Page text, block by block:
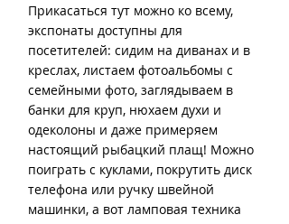
Прикасаться тут можно ко всему,
экспонаты доступны для
посетителей: сидим на диванах и в
креслах, листаем фотоальбомы с
семейными фото, заглядываем в
банки для круп, нюхаем духи и
одеколоны и даже примеряем
настоящий рыбацкий плащ! Можно
поиграть с куклами, покрутить диск
телефона или ручку швейной
машинки, а вот ламповая техника